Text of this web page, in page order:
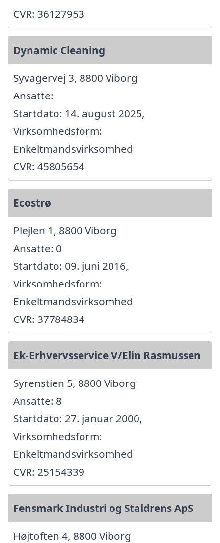
CVR: 36127953
Dynamic Cleaning
Syvagervej 3, 8800 Viborg
Ansatte:
Startdato: 14. august 2025,
Virksomhedsform:
Enkeltmandsvirksomhed
CVR: 45805654
Ecostrø
Plejlen 1, 8800 Viborg
Ansatte: 0
Startdato: 09. juni 2016,
Virksomhedsform:
Enkeltmandsvirksomhed
CVR: 37784834
Ek-Erhvervsservice V/Elin Rasmussen
Syrenstien 5, 8800 Viborg
Ansatte: 8
Startdato: 27. januar 2000,
Virksomhedsform:
Enkeltmandsvirksomhed
CVR: 25154339
Fensmark Industri og Staldrens ApS
Højtoften 4, 8800 Viborg